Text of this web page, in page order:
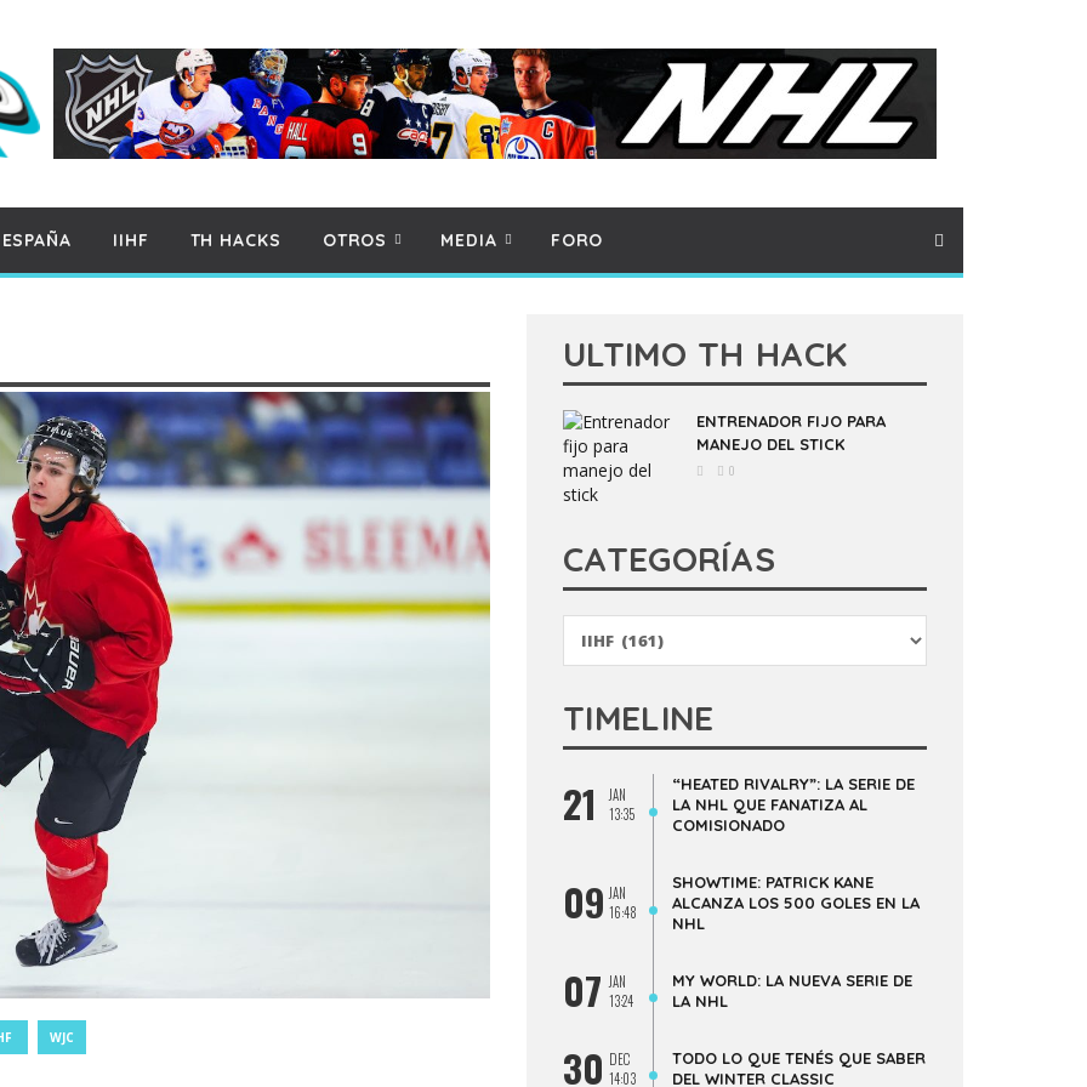
IIHF TH HACKS OTROS MEDIA FORO
WJC
ULTIMO TH HACK
ENTRENADOR FIJO PARA
MANEJO DEL STICK
0
CATEGORÍAS
TIMELINE
21
JAN
13:35
“HEATED RIVALRY”: LA SERIE DE
LA NHL QUE FANATIZA AL
COMISIONADO
09 JAN
16:48
SHOWTIME: PATRICK KANE
ALCANZA LOS 500 GOLES EN LA
NHL
07 JAN
13:24
MY WORLD: LA NUEVA SERIE DE
LA NHL
30 DEC
14:03
TODO LO QUE TENÉS QUE SABER
DEL WINTER CLASSIC